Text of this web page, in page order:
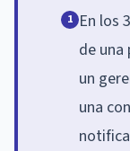
1 En los
de
un
una